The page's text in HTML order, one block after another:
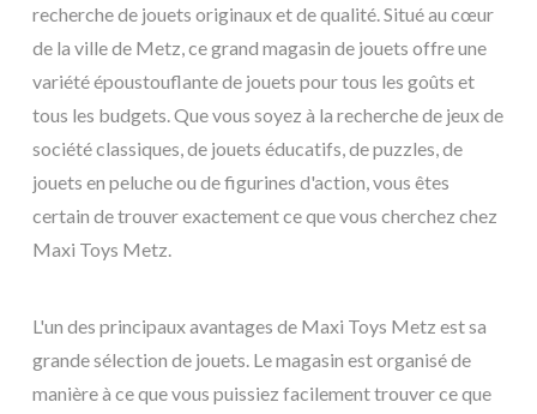
recherche de jouets originaux et de qualité. Situé au cœur
de la ville de Metz, ce grand magasin de jouets offre une
variété époustouflante de jouets pour tous les goûts et
tous les budgets. Que vous soyez à la recherche de jeux de
société classiques, de jouets éducatifs, de puzzles, de
jouets en peluche ou de figurines d'action, vous êtes
certain de trouver exactement ce que vous cherchez chez
Maxi Toys Metz.
L'un des principaux avantages de Maxi Toys Metz est sa
grande sélection de jouets. Le magasin est organisé de
manière à ce que vous puissiez facilement trouver ce que